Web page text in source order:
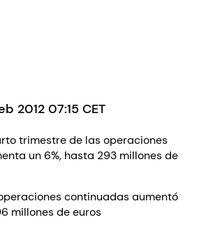
2012 07:15 CET
trimestre de las operaciones
un 6%, hasta 293 millones de
continuadas aumentó
millones de euros